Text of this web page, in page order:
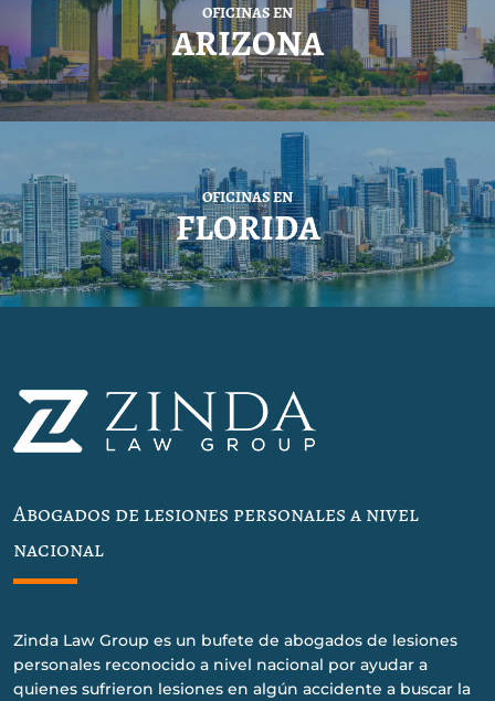
OFICINAS EN
ARIZONA
OFICINAS EN
FLORIDA
Abogados de lesiones personales a nivel
nacional
Zinda Law Group es un bufete de abogados de lesiones
personales reconocido a nivel nacional por ayudar a
quienes sufrieron lesiones en algún accidente a buscar la